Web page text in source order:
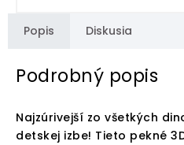
Popis Diskusia
Podrobný popis
Najzúrivejší zo všetkých
detskej izbe! Tieto pekné